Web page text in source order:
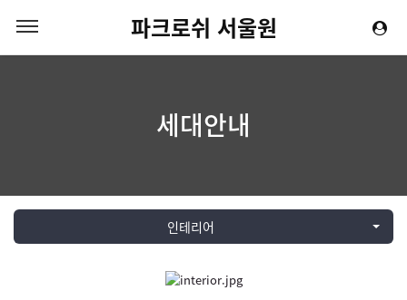
파크로쉬 서울원
세대안내
인테리어